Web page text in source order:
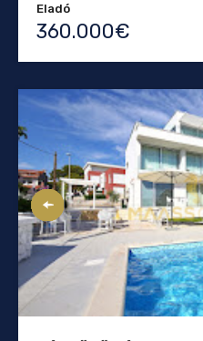
Eladó
360.000€